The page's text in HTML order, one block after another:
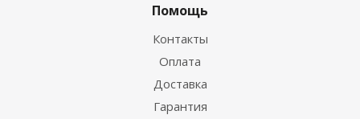
Помощь
Контакты
Оплата
Доставка
Гарантия